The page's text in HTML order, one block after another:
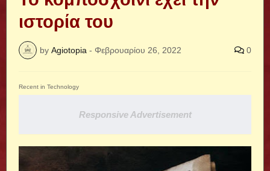
ιστορία του
by Agiotopia - Φεβρουαρίου 26, 2022 0
Recent in Technology
Responsive Advertisement